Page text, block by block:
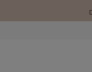
Drodzy klienci ze